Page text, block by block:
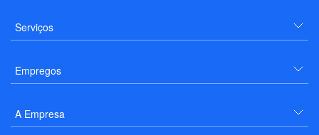
Serviços
Empregos
A Empresa